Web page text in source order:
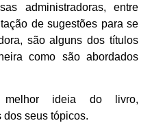
administradoras, entre
de sugestões para se
são alguns dos títulos
como são abordados
melhor ideia do livro,
seus tópicos.